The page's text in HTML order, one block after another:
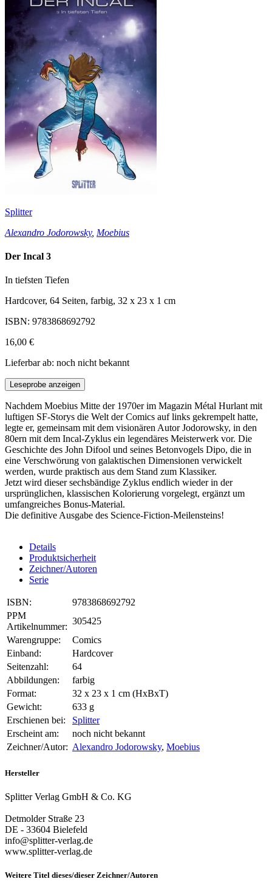
Splitter
Alexandro Jodorowsky, Moebius
Der Incal 3
In tiefsten Tiefen
Hardcover, 64 Seiten, farbig, 32 x 23 x 1 cm
ISBN: 9783868692792
16,00 €
Lieferbar ab: noch nicht bekannt
Leseprobe anzeigen
Nachdem Moebius Mitte der 1970er im Magazin Métal Hurlant mit
luftigen SF-Storys die Welt der Comics auf links gekrempelt hatte,
legte er, gemeinsam mit dem visionären Autor Jodorowsky, in den
80ern mit dem Incal-Zyklus ein legendäres Meisterwerk vor. Die
Geschichte des John Difool und seines Betonvogels Dipo, die in
eine Verschwörung von galaktischen Dimensionen verwickelt
werden, wurde praktisch aus dem Stand zum Klassiker.
Jetzt wird dieser sechsbändige Zyklus endlich wieder in der
ursprünglichen, klassischen Kolorierung vorgelegt, ergänzt um
umfangreiches Bonus-Material.
Die definitive Ausgabe des Science-Fiction-Meilensteins!
Details
Produktsicherheit
Zeichner/Autoren
Serie
ISBN:
9783868692792
PPM
Artikelnummer:
305425
Warengruppe:
Comics
Einband:
Hardcover
Seitenzahl:
64
Abbildungen:
farbig
Format:
32 x 23 x 1 cm (HxBxT)
Gewicht:
633 g
Erschienen bei:
Splitter
Erscheint am:
noch nicht bekannt
Zeichner/Autor: Alexandro Jodorowsky, Moebius
Hersteller
Splitter Verlag GmbH & Co. KG
Detmolder Straße 23
DE - 33604 Bielefeld
info@splitter-verlag.de
www.splitter-verlag.de
Weitere Titel dieses/dieser Zeichner/Autoren